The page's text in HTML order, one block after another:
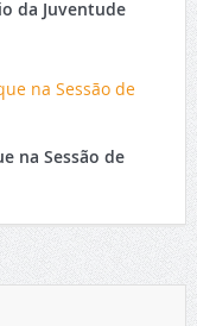
da Juventude
na Sessão de